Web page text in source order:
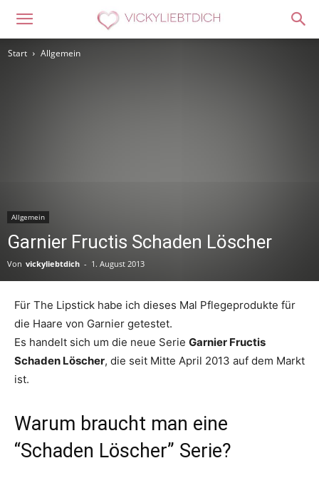
Start Allgemein
Allgemein
Garnier Fructis Schaden Löscher
Von vickyliebtdich - 1. August 2013
Für The Lipstick habe ich dieses Mal Pflegeprodukte für
die Haare von Garnier getestet.
Es handelt sich um die neue Serie Garnier Fructis
Schaden Löscher, die seit Mitte April 2013 auf dem Markt
ist.
Warum braucht man eine
“Schaden Löscher” Serie?